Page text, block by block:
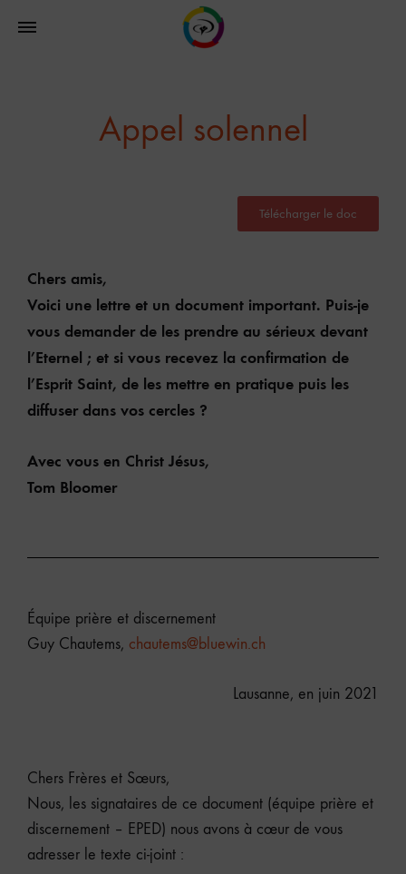
Appel solennel
Télécharger le doc
Chers amis,
Voici une lettre et un document important. Puis-je
vous demander de les prendre au sérieux devant
l’Eternel ; et si vous recevez la confirmation de
l’Esprit Saint, de les mettre en pratique puis les
diffuser dans vos cercles ?
Avec vous en Christ Jésus,
Tom Bloomer
Équipe prière et discernement
Guy Chautems, chautems@bluewin.ch
Lausanne, en juin 2021
Chers Frères et Sœurs,
Nous, les signataires de ce document (équipe prière et
discernement – EPED) nous avons à cœur de vous
adresser le texte ci-joint :